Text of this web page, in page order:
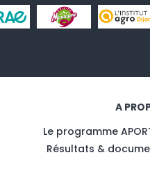
A
Le programme
Résultats &